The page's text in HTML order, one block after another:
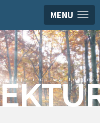
MENU
i co warto